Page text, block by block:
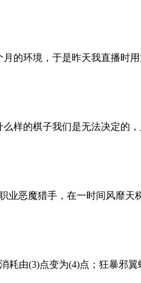
的环境，于是昨天我直播时
样的棋子我们是无法决定的
恶魔猎手，在一时间风靡
由(3)点变为(4)点；狂暴邪